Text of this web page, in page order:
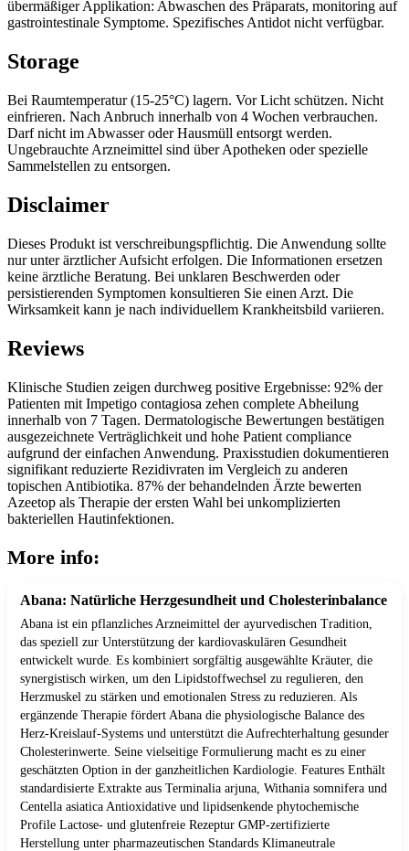
übermäßiger Applikation: Abwaschen des Präparats, monitoring auf
gastrointestinale Symptome. Spezifisches Antidot nicht verfügbar.
Storage
Bei Raumtemperatur (15-25°C) lagern. Vor Licht schützen. Nicht
einfrieren. Nach Anbruch innerhalb von 4 Wochen verbrauchen.
Darf nicht im Abwasser oder Hausmüll entsorgt werden.
Ungebrauchte Arzneimittel sind über Apotheken oder spezielle
Sammelstellen zu entsorgen.
Disclaimer
Dieses Produkt ist verschreibungspflichtig. Die Anwendung sollte
nur unter ärztlicher Aufsicht erfolgen. Die Informationen ersetzen
keine ärztliche Beratung. Bei unklaren Beschwerden oder
persistierenden Symptomen konsultieren Sie einen Arzt. Die
Wirksamkeit kann je nach individuellem Krankheitsbild variieren.
Reviews
Klinische Studien zeigen durchweg positive Ergebnisse: 92% der
Patienten mit Impetigo contagiosa zehen complete Abheilung
innerhalb von 7 Tagen. Dermatologische Bewertungen bestätigen
ausgezeichnete Verträglichkeit und hohe Patient compliance
aufgrund der einfachen Anwendung. Praxisstudien dokumentieren
signifikant reduzierte Rezidivraten im Vergleich zu anderen
topischen Antibiotika. 87% der behandelnden Ärzte bewerten
Azeetop als Therapie der ersten Wahl bei unkomplizierten
bakteriellen Hautinfektionen.
More info:
Abana: Natürliche Herzgesundheit und Cholesterinbalance
Abana ist ein pflanzliches Arzneimittel der ayurvedischen Tradition,
das speziell zur Unterstützung der kardiovaskulären Gesundheit
entwickelt wurde. Es kombiniert sorgfältig ausgewählte Kräuter, die
synergistisch wirken, um den Lipidstoffwechsel zu regulieren, den
Herzmuskel zu stärken und emotionalen Stress zu reduzieren. Als
ergänzende Therapie fördert Abana die physiologische Balance des
Herz-Kreislauf-Systems und unterstützt die Aufrechterhaltung gesunder
Cholesterinwerte. Seine vielseitige Formulierung macht es zu einer
geschätzten Option in der ganzheitlichen Kardiologie. Features Enthält
standardisierte Extrakte aus Terminalia arjuna, Withania somnifera und
Centella asiatica Antioxidative und lipidsenkende phytochemische
Profile Lactose- und glutenfreie Rezeptur GMP-zertifizierte
Herstellung unter pharmazeutischen Standards Klimaneutrale